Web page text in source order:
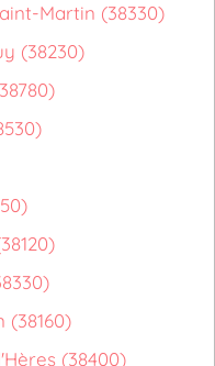
Martin (38330)
(38230)
(38160)
(38400)